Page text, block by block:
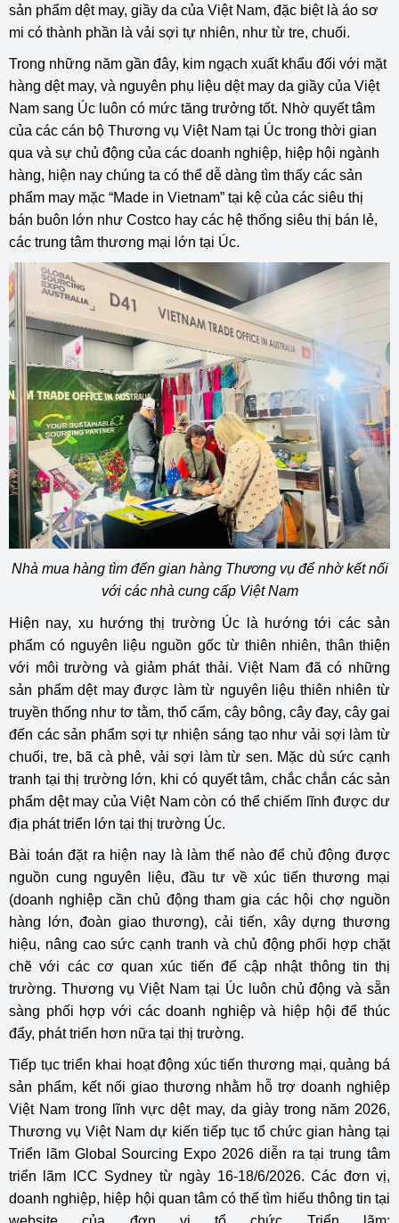
sản phẩm dệt may, giầy da của Việt Nam, đặc biệt là áo sơ
mi có thành phần là vải sợi tự nhiên, như từ tre, chuối.
Trong những năm gần đây, kim ngạch xuất khẩu đối với mặt
hàng dệt may, và nguyên phụ liệu dệt may da giầy của Việt
Nam sang Úc luôn có mức tăng trưởng tốt. Nhờ quyết tâm
của các cán bộ Thương vụ Việt Nam tại Úc trong thời gian
qua và sự chủ động của các doanh nghiệp, hiệp hội ngành
hàng, hiện nay chúng ta có thể dễ dàng tìm thấy các sản
phẩm may mặc “Made in Vietnam” tại kệ của các siêu thị
bán buôn lớn như Costco hay các hệ thống siêu thị bán lẻ,
các trung tâm thương mại lớn tại Úc.
Nhà mua hàng tìm đến gian hàng Thương vụ để nhờ kết nối
với các nhà cung cấp Việt Nam
Hiện nay, xu hướng thị trường Úc là hướng tới các sản
phẩm có nguyên liệu nguồn gốc từ thiên nhiên, thân thiện
với môi trường và giảm phát thải. Việt Nam đã có những
sản phẩm dệt may được làm từ nguyên liệu thiên nhiên từ
truyền thống như tơ tằm, thổ cẩm, cây bông, cây đay, cây gai
đến các sản phẩm sợi tự nhiện sáng tạo như vải sợi làm từ
chuối, tre, bã cà phê, vải sợi làm từ sen. Mặc dù sức cạnh
tranh tại thị trường lớn, khi có quyết tâm, chắc chắn các sản
phẩm dệt may của Việt Nam còn có thể chiếm lĩnh được dư
địa phát triển lớn tại thị trường Úc.
Bài toán đặt ra hiện nay là làm thế nào để chủ động được
nguồn cung nguyên liệu, đầu tư về xúc tiến thương mại
(doanh nghiệp cần chủ động tham gia các hội chợ nguồn
hàng lớn, đoàn giao thương), cải tiến, xây dựng thương
hiệu, nâng cao sức cạnh tranh và chủ động phối hợp chặt
chẽ với các cơ quan xúc tiến để cập nhật thông tin thị
trường. Thương vụ Việt Nam tại Úc luôn chủ động và sẵn
sàng phối hợp với các doanh nghiệp và hiệp hội để thúc
đẩy, phát triển hơn nữa tại thị trường.
Tiếp tục triển khai hoạt động xúc tiến thương mại, quảng bá
sản phẩm, kết nối giao thương nhằm hỗ trợ doanh nghiệp
Việt Nam trong lĩnh vực dệt may, da giày trong năm 2026,
Thương vụ Việt Nam dự kiến tiếp tục tổ chức gian hàng tại
Triển lãm Global Sourcing Expo 2026 diễn ra tại trung tâm
triển lãm ICC Sydney từ ngày 16-18/6/2026. Các đơn vị,
doanh nghiệp, hiệp hội quan tâm có thể tìm hiểu thông tin tại